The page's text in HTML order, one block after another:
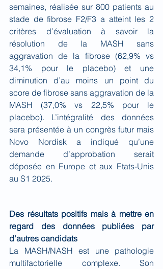
semaines, réalisée sur 800 patients au
stade de fibrose F2/F3 a atteint les 2
critères d’évaluation à savoir la
résolution de la MASH sans
aggravation de la fibrose (62,9% vs
34,1% pour le placebo) et une
diminution d’au moins un point du
score de fibrose sans aggravation de la
MASH (37,0% vs 22,5% pour le
placebo). L’intégralité des données
sera présentée à un congrès futur mais
Novo Nordisk a indiqué qu’une
demande d’approbation serait
déposée en Europe et aux Etats-Unis
au S1 2025.
Des résultats positifs mais à mettre en
regard des données publiées par
d'autres candidats
La MASH/NASH est une pathologie
multifactorielle complexe. Son